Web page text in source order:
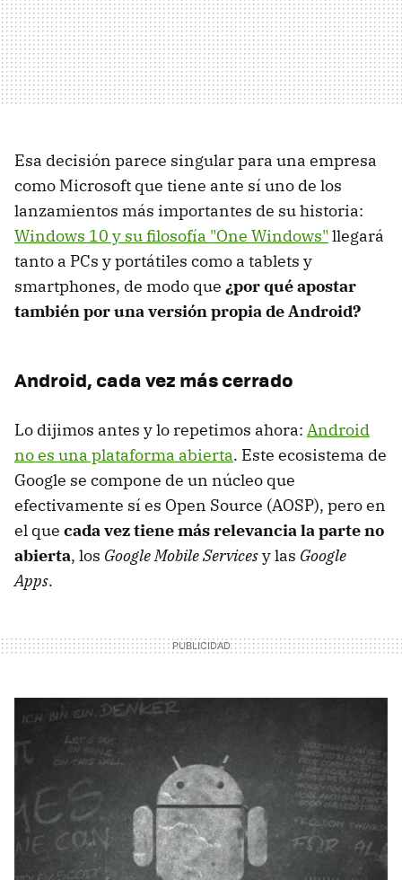
Esa decisión parece singular para una empresa
como Microsoft que tiene ante sí uno de los
lanzamientos más importantes de su historia:
Windows 10 y su filosofía "One Windows" llegará
tanto a PCs y portátiles como a tablets y
smartphones, de modo que ¿por qué apostar
también por una versión propia de Android?
Android, cada vez más cerrado
Lo dijimos antes y lo repetimos ahora: Android
no es una plataforma abierta. Este ecosistema de
Google se compone de un núcleo que
efectivamente sí es Open Source (AOSP), pero en
el que cada vez tiene más relevancia la parte no
abierta, los Google Mobile Servicesy las Google
Apps.